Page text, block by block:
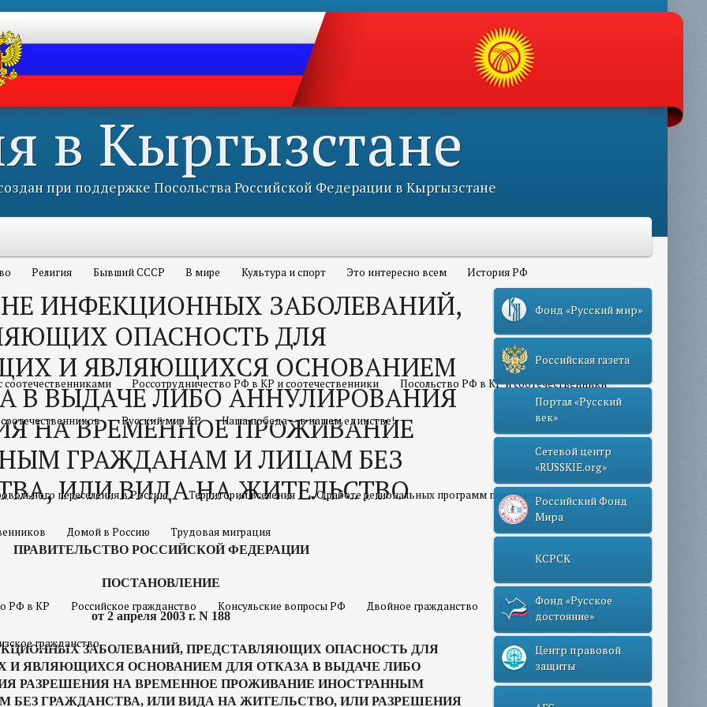
в Кыргызстане
при поддержке Посольства Российской Федерации в Кыргызстане
Религия Бывший СССР В мире Культура и спорт Это интересно всем История РФ
соотечественниками Россотрудничество РФ в КР и соотечественники Посольство РФ в КР и соотечественники
Русский мир КР Наша победа — в нашем единстве!
переселения в Россию Территории вселения О работе региональных программ переселения
Домой в Россию Трудовая миграция
РФ в КР Российское гражданство Консульские вопросы РФ Двойное гражданство Отношения РФ и КР
гражданство
ИНФЕКЦИОННЫХ ЗАБОЛЕВАНИЙ,
ОПАСНОСТЬ ДЛЯ
И ЯВЛЯЮЩИХСЯ ОСНОВАНИЕМ
В ВЫДАЧЕ ЛИБО АННУЛИРОВАНИЯ
НА ВРЕМЕННОЕ ПРОЖИВАНИЕ
ГРАЖДАНАМ И ЛИЦАМ БЕЗ
ИЛИ ВИДА НА ЖИТЕЛЬСТВО
ПРАВИТЕЛЬСТВО РОССИЙСКОЙ ФЕДЕРАЦИИ
ПОСТАНОВЛЕНИЕ
от 2 апреля 2003 г. N 188
ЗАБОЛЕВАНИЙ, ПРЕДСТАВЛЯЮЩИХ ОПАСНОСТЬ ДЛЯ
ЯВЛЯЮЩИХСЯ ОСНОВАНИЕМ ДЛЯ ОТКАЗА В ВЫДАЧЕ ЛИБО
РАЗРЕШЕНИЯ НА ВРЕМЕННОЕ ПРОЖИВАНИЕ ИНОСТРАННЫМ
БЕЗ ГРАЖДАНСТВА, ИЛИ ВИДА НА ЖИТЕЛЬСТВО, ИЛИ РАЗРЕШЕНИЯ
Фонд «Русский мир»
Российская газета
Портал «Русский
век»
Сетевой центр
«RUSSKIE.org»
Российский Фонд
Мира
КСРСК
Фонд «Русское
достояние»
Центр правовой
защиты